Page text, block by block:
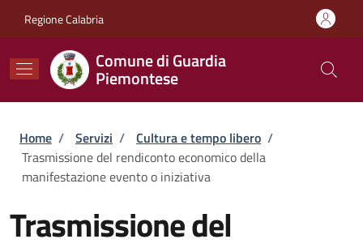
Regione Calabria
Comune di Guardia
Piemontese
Briciole di pane
Home / Servizi / Cultura e tempo libero /
Trasmissione del rendiconto economico della
manifestazione evento o iniziativa
Trasmissione del